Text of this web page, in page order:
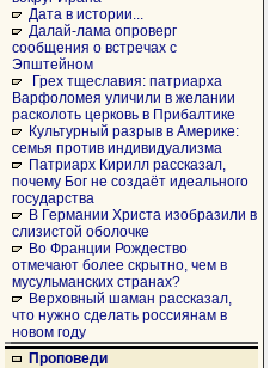
Дата в истории...
Далай-лама опроверг
сообщения о встречах с
Эпштейном
Грех тщеславия: патриарха
Варфоломея уличили в желании
расколоть церковь в Прибалтике
Культурный разрыв в Америке:
семья против индивидуализма
Патриарх Кирилл рассказал,
почему Бог не создаёт идеального
государства
В Германии Христа изобразили в
слизистой оболочке
Во Франции Рождество
отмечают более скрытно, чем в
мусульманских странах?
Верховный шаман рассказал,
что нужно сделать россиянам в
новом году
Проповеди